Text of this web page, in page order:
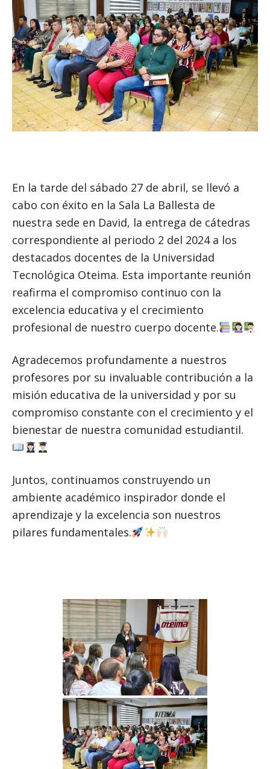
En la tarde del sábado 27 de abril, se llevó a
cabo con éxito en la Sala La Ballesta de
nuestra sede en David, la entrega de cátedras
correspondiente al periodo 2 del 2024 a los
destacados docentes de la Universidad
Tecnológica Oteima. Esta importante reunión
reafirma el compromiso continuo con la
excelencia educativa y el crecimiento
profesional de nuestro cuerpo docente.
Agradecemos profundamente a nuestros
profesores por su invaluable contribución a la
misión educativa de la universidad y por su
compromiso constante con el crecimiento y el
bienestar de nuestra comunidad estudiantil.
Juntos, continuamos construyendo un
ambiente académico inspirador donde el
aprendizaje y la excelencia son nuestros
pilares fundamentales.